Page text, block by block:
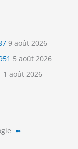
9 août 2026
5 août 2026
1 août 2026
➽